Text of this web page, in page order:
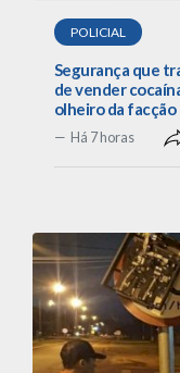
POLICIAL
Segurança que
de vender
olheiro da facção
Há 7 horas